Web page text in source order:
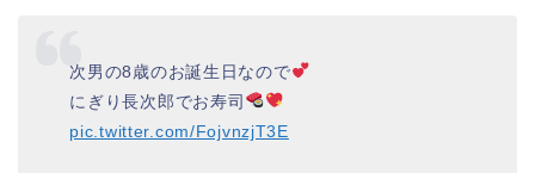
次男の8歳のお誕生日なので
にぎり長次郎でお寿司
pic.twitter.com/FojvnzjT3E